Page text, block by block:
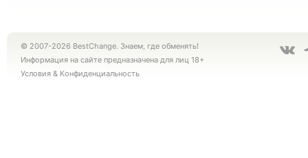
© 2007-2026 BestChange. Знаем, где обменять!
Информация на сайте предназначена для лиц 18+
Условия & Конфиденциальность